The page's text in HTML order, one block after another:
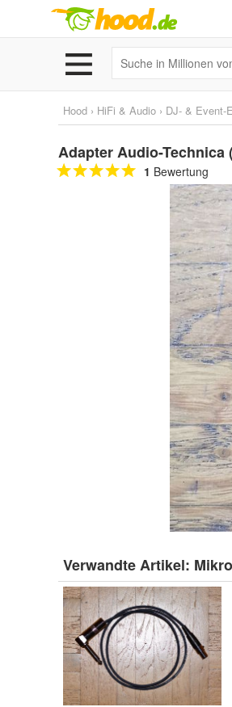
Hood › HiFi & Audio › DJ- & Event-
Adapter Audio-Technica
1 Bewertung
Verwandte Artikel: